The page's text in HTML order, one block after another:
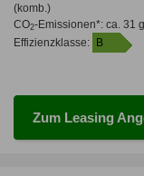
(komb.)
CO2-Emissionen*: ca. 31
Effizienzklasse:
B
Zum Leasing